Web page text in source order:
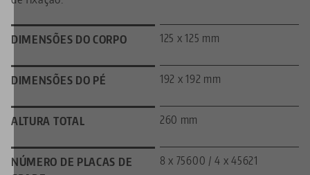
DIMENSÕES DO CORPO 125 x 125 mm
DIMENSÕES DO PÉ 192 x 192 mm
ALTURA TOTAL 260 mm
NÚMERO DE PLACAS DE
8 x 75600 / 4 x 45621